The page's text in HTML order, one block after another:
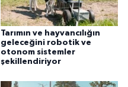
Tarımın ve hayvancılığın
geleceğini robotik ve
otonom sistemler
şekillendiriyor